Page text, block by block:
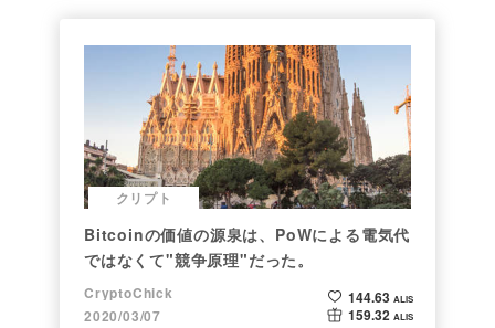
クリプト
Bitcoinの価値の源泉は、PoWによる電気代
ではなくて"競争原理"だった。
CryptoChick
2020/03/07
144.63 ALIS
159.32 ALIS